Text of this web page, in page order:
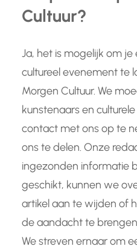
Cultuur?
Ja, het is mogelijk om
cultureel evenement te
Morgen Cultuur. We
kunstenaars en
contact met ons op te
ons te delen. Onze
ingezonden informatie
geschikt, kunnen we
artikel aan te wijden of
de aandacht te
We streven ernaar om